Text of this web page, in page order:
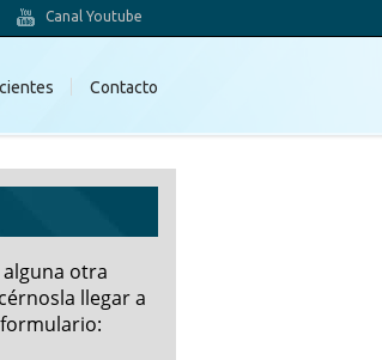
Canal Youtube
Contacto
otra
llegar a